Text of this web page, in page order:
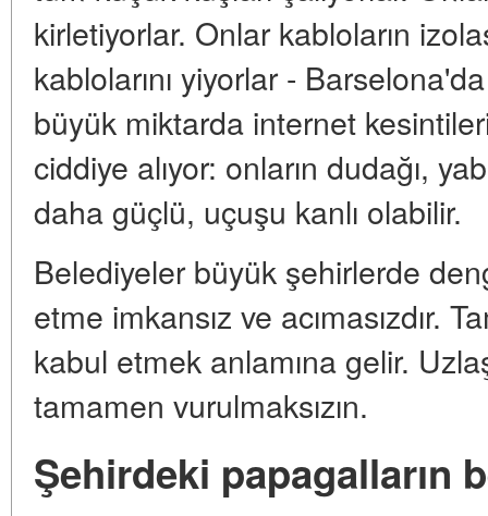
kirletiyorlar. Onlar kabloların
kablolarını yiyorlar -
büyük miktarda internet
ciddiye alıyor: onların dudağı,
daha güçlü, uçuşu kanlı olabilir.
Belediyeler büyük şehirlerde
etme imkansız ve acımasızdır.
kabul etmek anlamına gelir.
tamamen vurulmaksızın.
Şehirdeki papagalların